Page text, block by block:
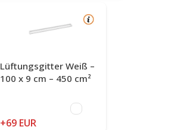
Lüftungsgitter Weiß –
100 x 9 cm – 450 cm²
+69 EUR